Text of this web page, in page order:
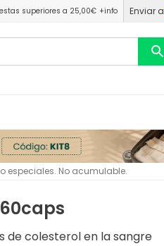
superiores a 25,00€ +info Enviar a
especiales. No acumulable.
de colesterol en la sangre